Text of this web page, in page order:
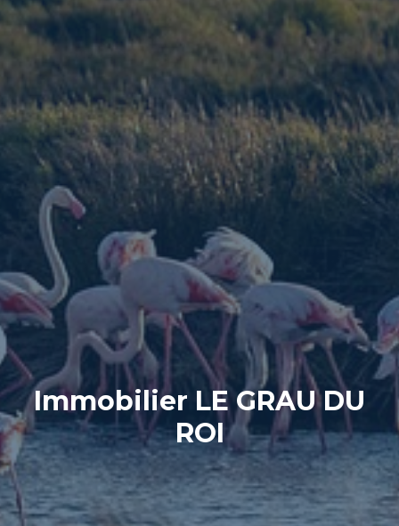
Immobilier LE GRAU DU
ROI